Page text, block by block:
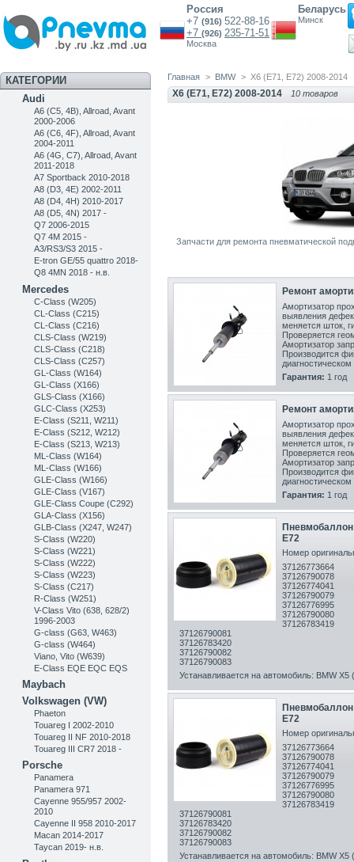
Россия
+7 (916) 522-88-16
+7 (926) 235-71-51
Москва
Беларусь
Минск
КАТЕГОРИИ
Audi
A6 (C5, 4B), Allroad, Avant
2000-2006
A6 (C6, 4F), Allroad, Avant
2004-2011
A6 (4G, C7), Allroad, Avant
2011-2018
A7 Sportback 2010-2018
A8 (D3, 4E) 2002-2011
A8 (D4, 4H) 2010-2017
A8 (D5, 4N) 2017 -
Q7 2006-2015
Q7 4M 2015 -
A3/RS3/S3 2015 -
E-tron GE/55 quattro 2018-
Q8 4MN 2018 - н.в.
Mercedes
C-Class (W205)
CL-Class (C215)
CL-Class (C216)
CLS-Class (W219)
CLS-Class (C218)
CLS-Class (C257)
GL-Class (W164)
GL-Class (X166)
GLS-Class (X166)
GLC-Class (X253)
Е-Class (S211, W211)
E-Class (S212, W212)
E-Class (S213, W213)
ML-Class (W164)
ML-Class (W166)
GLE-Class (W166)
GLE-Class (V167)
GLE-Class Coupe (C292)
GLA-Class (X156)
GLB-Class (X247, W247)
S-Class (W220)
S-Class (W221)
S-Class (W222)
S-Class (W223)
S-Class (C217)
R-Class (W251)
V-Class Vito (638, 628/2)
1996-2003
G-class (G63, W463)
G-class (W464)
Viano, Vito (W639)
E-Class EQE EQC EQS
Maybach
Volkswagen (VW)
Phaeton
Touareg I 2002-2010
Touareg II NF 2010-2018
Touareg III CR7 2018 -
Porsche
Panamera
Panamera 971
Cayenne 955/957 2002-
2010
Cayenne II 958 2010-2017
Macan 2014-2017
Taycan 2019- н.в.
Главная > BMW > X6 (E71, E72) 2008-2014
X6 (E71, E72) 2008-2014 10 товаров
Запчасти для ремонта пневматической
Ремонт
Амортизатор
выявления
меняется шток,
Проверяется
Амортизатор
Производится
диагностическом
Гарантия: 1 год
Ремонт
Амортизатор
выявления
меняется шток,
Проверяется
Амортизатор
Производится
диагностическом
Гарантия: 1 год
Пневмобаллон
E72
Номер
37126773664
37126790078
37126774041
37126790079
37126776995
37126790080
37126783419
37126790081
37126783420
37126790082
37126790083
Устанавливается на автомобиль: BMW X5
Пневмобаллон
E72
Номер
37126773664
37126790078
37126774041
37126790079
37126776995
37126790080
37126783419
37126790081
37126783420
37126790082
37126790083
Устанавливается на автомобиль: BMW X5